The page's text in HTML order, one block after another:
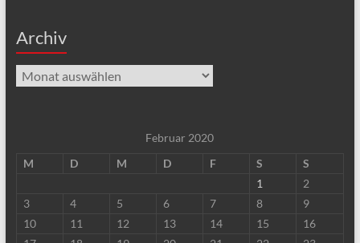
Archiv
Archiv
Februar 2020
M
D M D F S
S
1
2
3
4 5 6 7 8
9
10
11 12 13 14 15
16